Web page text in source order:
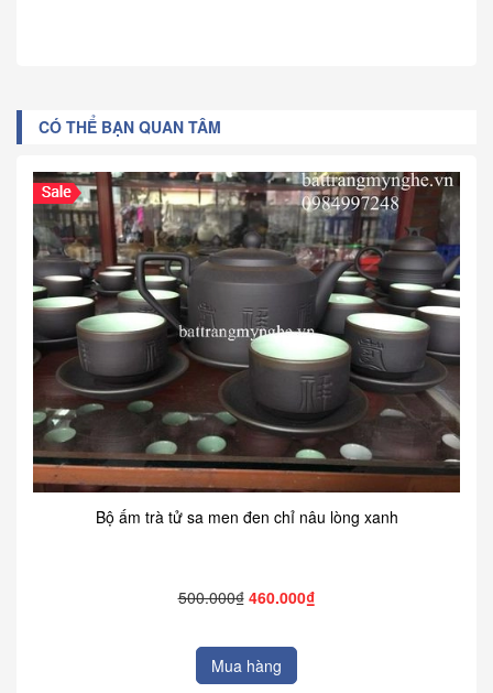
CÓ THỂ BẠN QUAN TÂM
Bộ ấm trà tử sa men đen chỉ nâu lòng xanh
500.000₫ 460.000₫
Mua hàng